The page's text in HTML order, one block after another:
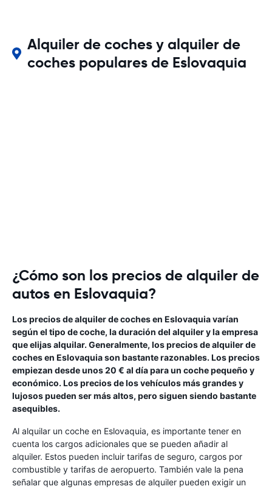
Alquiler de coches y alquiler de
coches populares de Eslovaquia
¿Cómo son los precios de alquiler de
autos en Eslovaquia?
Los precios de alquiler de coches en Eslovaquia varían
según el tipo de coche, la duración del alquiler y la empresa
que elijas alquilar. Generalmente, los precios de alquiler de
coches en Eslovaquia son bastante razonables. Los precios
empiezan desde unos 20 € al día para un coche pequeño y
económico. Los precios de los vehículos más grandes y
lujosos pueden ser más altos, pero siguen siendo bastante
asequibles.
Al alquilar un coche en Eslovaquia, es importante tener en
cuenta los cargos adicionales que se pueden añadir al
alquiler. Estos pueden incluir tarifas de seguro, cargos por
combustible y tarifas de aeropuerto. También vale la pena
señalar que algunas empresas de alquiler pueden exigir un